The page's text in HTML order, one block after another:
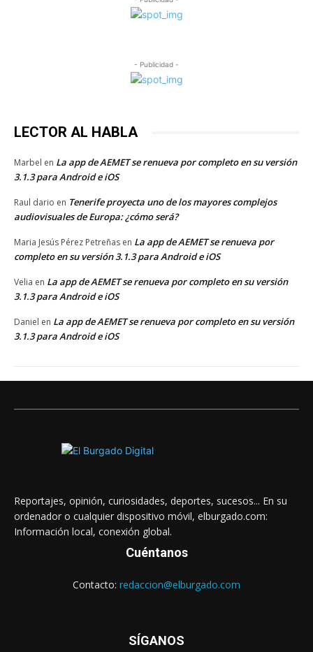
- Publicidad -
LECTOR AL HABLA
Marbel en La app de AEMET se renueva por completo en su versión
3.1.3 para Android e iOS
Raul dario en Tenerife proyecta uno de los mayores complejos
audiovisuales de Europa: ¿cómo será?
Maria Jesús Pérez Petreñas en La app de AEMET se renueva por
completo en su versión 3.1.3 para Android e iOS
Velia en La app de AEMET se renueva por completo en su versión
3.1.3 para Android e iOS
Daniel en La app de AEMET se renueva por completo en su versión
3.1.3 para Android e iOS
Reportajes, opinión, curiosidades, deportes, sucesos... En su
ordenador o cualquier dispositivo móvil, elburgado.com:
Información local, conexión global.
Cuéntanos
Contacto: redaccion@elburgado.com
SÍGANOS